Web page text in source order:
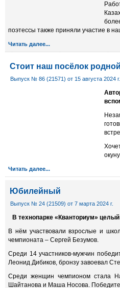
поэтессы также приняли участие в
Читать далее...
Стоит наш посёлок родной
Выпуск № 86 (21571) от 15 августа 2024 г.
Читать далее...
Юбилейный
Выпуск № 24 (21509) от 7 марта 2024 г.
В технопарке «Кванториум»
В нём участвовали взрослые и
чемпионата – Сергей Безумов.
Среди 14 участников-мужчин
Леонид Дибиков, бронзу завоевал
Среди женщин чемпионом стала
Шайтанова и Маша Носова.